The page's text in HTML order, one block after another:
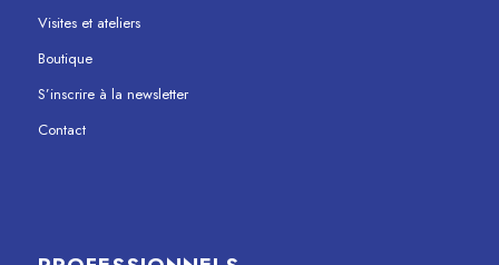
Visites et ateliers
Boutique
S’inscrire à la newsletter
Contact